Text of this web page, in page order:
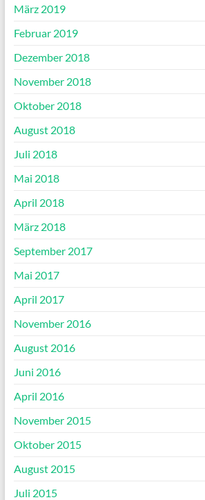
März 2019
Februar 2019
Dezember 2018
November 2018
Oktober 2018
August 2018
Juli 2018
Mai 2018
April 2018
März 2018
September 2017
Mai 2017
April 2017
November 2016
August 2016
Juni 2016
April 2016
November 2015
Oktober 2015
August 2015
Juli 2015